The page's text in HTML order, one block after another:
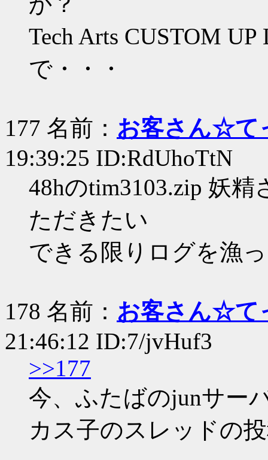
Tech Arts CUSTOM
で・・・
177 名前： お客さん☆て
19:39:25 ID:RdUhoTtN
48hのtim3103.zip 妖
ただきたい
できる限りログを漁
178 名前： お客さん☆て
21:46:12 ID:7/jvHuf3
>>177
今、ふたばのjunサー
カス子のスレッドの